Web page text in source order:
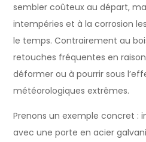
sembler coûteux au départ,
intempéries et à la corrosion
le temps. Contrairement au
retouches fréquentes en
déformer ou à pourrir sous
météorologiques extrêmes.
Prenons un exemple concret :
avec une porte en acier